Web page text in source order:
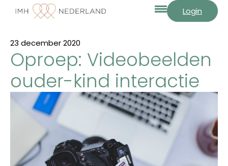
Login
23 december 2020
Oproep: Videobeelden
ouder-kind interactie